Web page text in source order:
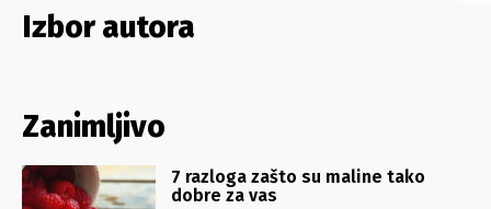
Izbor autora
Zanimljivo
7 razloga zašto su maline tako
dobre za vas